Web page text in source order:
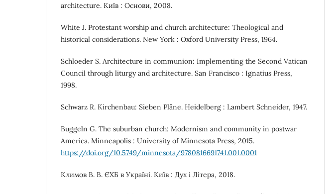
architecture. Київ : Основи, 2008.
White J. Protestant worship and church architecture: Theological and
historical considerations. New York : Oxford University Press, 1964.
Schloeder S. Architecture in communion: Implementing the Second Vatican
Council through liturgy and architecture. San Francisco : Ignatius Press,
1998.
Schwarz R. Kirchenbau: Sieben Pläne. Heidelberg : Lambert Schneider, 1947.
Buggeln G. The suburban church: Modernism and community in postwar
America. Minneapolis : University of Minnesota Press, 2015.
https://doi.org/10.5749/minnesota/9780816691741.001.0001
Климов В. В. ЄХБ в Україні. Київ : Дух і Літера, 2018.